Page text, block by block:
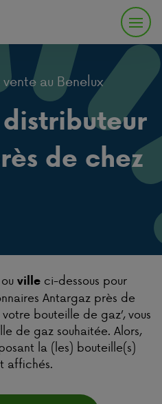
au Benelux
distributeur
de chez
ou ville ci-dessous pour
Antargaz près de
votre bouteille de gaz’, vous
de gaz souhaitée. Alors,
la (les) bouteille(s)
affichés.